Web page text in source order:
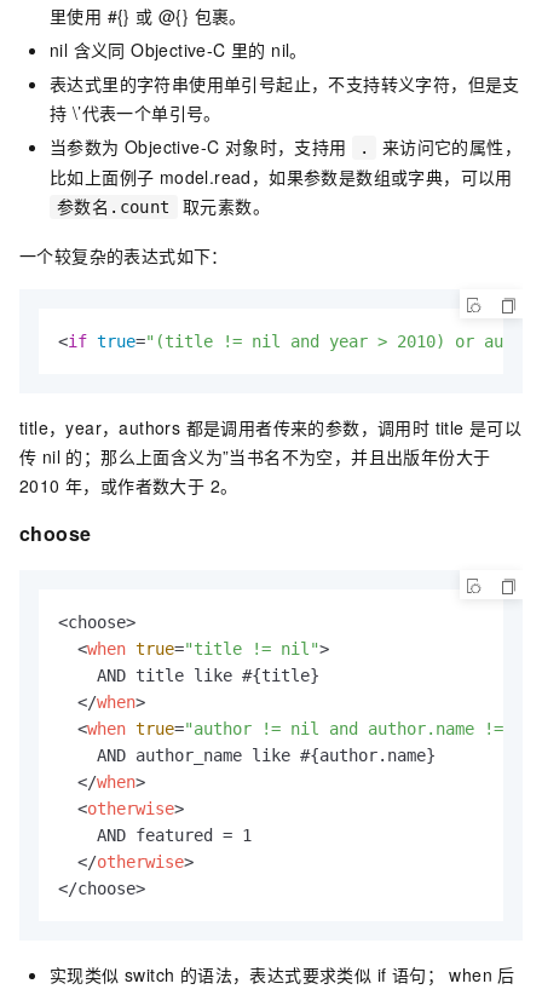
里使用 #{} 或 @{} 包裹。
nil 含义同 Objective-C 里的 nil。
表达式里的字符串使用单引号起止，不支持转义字符，但是支
持 \’代表一个单引号。
当参数为 Objective-C 对象时，支持用
.
来访问它的属性，
比如上面例子 model.read，如果参数是数组或字典，可以用
参数名.count 取元素数。
一个较复杂的表达式如下：
<if true="(title != nil and year > 2010) or
title，year，authors 都是调用者传来的参数，调用时 title 是可以
传 nil 的；那么上面含义为”当书名不为空，并且出版年份大于
2010 年，或作者数大于 2。
choose
<choose>
<when true="title != nil">
    AND title like #{title}
</when>
<when true="author != nil and author.name !=
    AND author_name like #{author.name}
</when>
<otherwise>
    AND featured = 1
</otherwise>
</choose>
实现类似 switch 的语法，表达式要求类似 if 语句； when 后